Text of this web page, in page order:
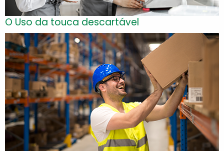
O Uso da touca descartável